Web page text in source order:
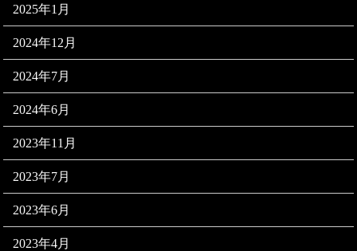
2025年1月
2024年12月
2024年7月
2024年6月
2023年11月
2023年7月
2023年6月
2023年4月